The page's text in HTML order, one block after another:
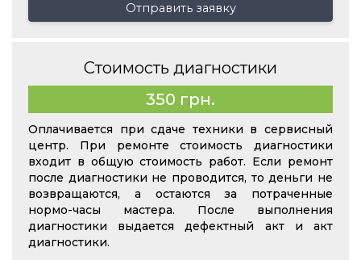
Отправить заявку
Стоимость диагностики
350 грн.
Оплачивается при сдаче техники в сервисный
центр. При ремонте стоимость диагностики
входит в общую стоимость работ. Если ремонт
после диагностики не проводится, то деньги не
возвращаются, а остаются за потраченные
нормо-часы мастера. После выполнения
диагностики выдается дефектный акт и акт
диагностики.